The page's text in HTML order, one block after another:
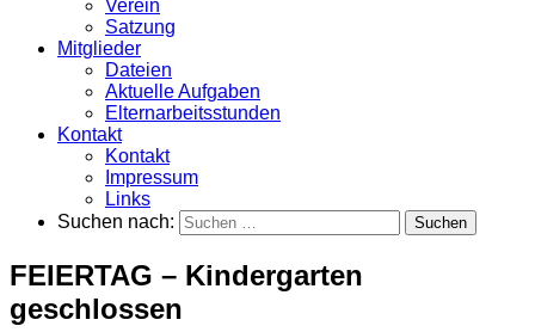
Verein
Satzung
Mitglieder
Dateien
Aktuelle Aufgaben
Elternarbeitsstunden
Kontakt
Kontakt
Impressum
Links
Suchen nach:
FEIERTAG – Kindergarten
geschlossen